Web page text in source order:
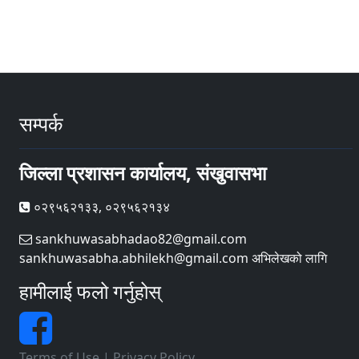
सम्पर्क
जिल्ला प्रशासन कार्यालय, संखुवासभा
०२९५६२१३३, ०२९५६२१३४
sankhuwasabhadao82@gmail.com
sankhuwasabha.abhilekh@gmail.com अभिलेखको लागि
हामीलाई फलो गर्नुहोस्